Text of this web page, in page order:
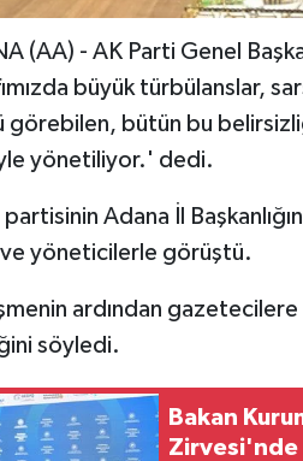
(AA) - AK Parti Genel
büyük türbülanslar,
görebilen, bütün bu
yönetiliyor.' dedi.
Adana İl
ve yöneticilerle görüştü.
ardından gazetecilere
söyledi.
Bakan
Zirvesi'nde